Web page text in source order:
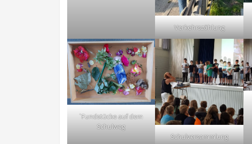
Verkehrszählung
`Fundstücke auf dem
Schulweg
Schulversammlung